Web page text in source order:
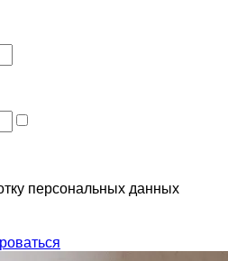
персональных данных